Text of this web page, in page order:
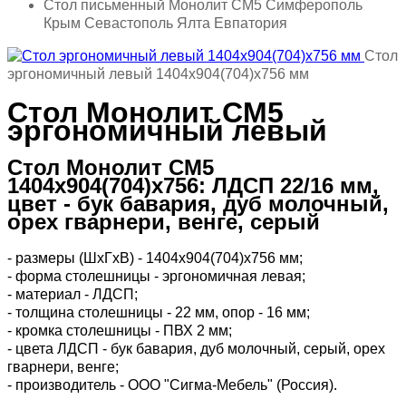
Стол письменный Монолит СМ5 Симферополь
Крым Севастополь Ялта Евпатория
Стол
эргономичный левый 1404х904(704)х756 мм
Стол Монолит СМ5
эргономичный левый
Стол Монолит СМ5
1404х904(704)х756: ЛДСП 22/16 мм,
цвет - бук бавария, дуб молочный,
орех гварнери, венге, серый
- размеры (ШхГхВ) - 1404х904(704)х756 мм;
- форма столешницы - эргономичная левая;
- материал - ЛДСП;
- толщина столешницы - 22 мм, опор - 16 мм;
- кромка столешницы - ПВХ 2 мм;
- цвета ЛДСП - бук бавария, дуб молочный, серый, орех
гварнери, венге;
- производитель - ООО "Сигма-Мебель" (Россия).